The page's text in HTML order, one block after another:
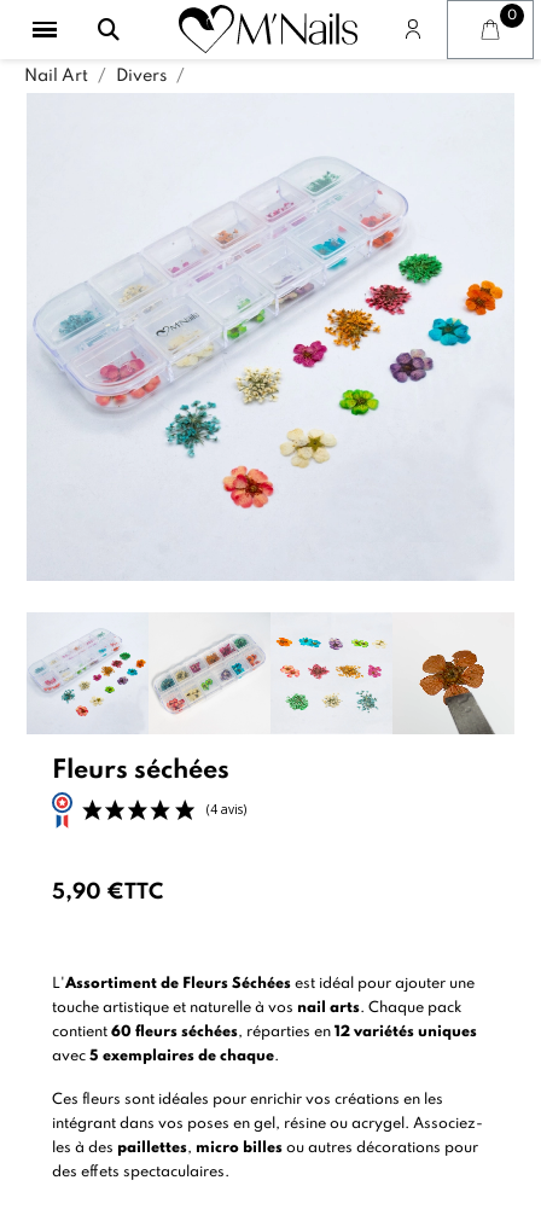
Nail Art Divers
Fleurs séchées
5,90 €TTC
L'Assortiment de Fleurs Séchéesest idéal pour ajouter une
touche artistique et naturelle à vos nail arts. Chaque pack
contient 60 fleurs séchées, réparties en 12 variétés uniques
avec 5 exemplaires de chaque.
Ces fleurs sont idéales pour enrichir vos créations en les
intégrant dans vos poses en gel, résine ou acrygel. Associez-
les à des paillettes, micro billesou autres décorations pour
des effets spectaculaires.